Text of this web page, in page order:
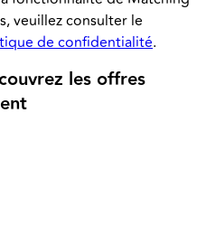
veuillez consulter le
de confidentialité.
les offres